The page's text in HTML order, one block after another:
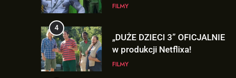
„AVENGERS: DOOMSDAY”!
FILMY
4
„DUŻE DZIECI 3” OFICJALNIE
w produkcji Netflixa!
FILMY